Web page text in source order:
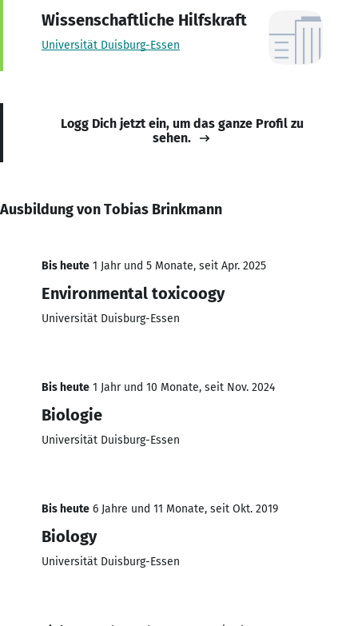
Wissenschaftliche Hilfskraft
Universität Duisburg-Essen
Logg Dich jetzt ein, um das ganze Profil zu
sehen.
Ausbildung von Tobias Brinkmann
Bis heute 1 Jahr und 5 Monate, seit Apr. 2025
Environmental toxicoogy
Universität Duisburg-Essen
Bis heute 1 Jahr und 10 Monate, seit Nov. 2024
Biologie
Universität Duisburg-Essen
Bis heute 6 Jahre und 11 Monate, seit Okt. 2019
Biology
Universität Duisburg-Essen